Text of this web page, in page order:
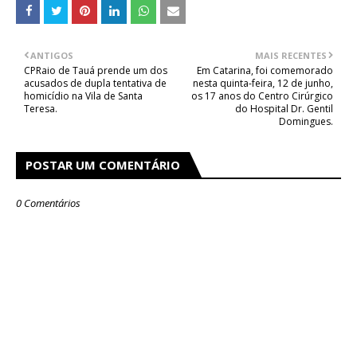
MAIS RECENTES
Em Catarina, foi comemorado
nesta quinta-feira, 12 de junho,
os 17 anos do Centro Cirúrgico
do Hospital Dr. Gentil
Domingues.
ANTIGOS
CPRaio de Tauá prende um dos
acusados de dupla tentativa de
homicídio na Vila de Santa
Teresa.
POSTAR UM COMENTÁRIO
0 Comentários